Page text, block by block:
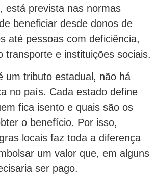
está prevista nas normas
beneficiar desde donos de
até pessoas com deficiência,
transporte e instituições sociais.
um tributo estadual, não há
no país. Cada estado define
fica isento e quais são os
o benefício. Por isso,
locais faz toda a diferença
um valor que, em alguns
ser pago.